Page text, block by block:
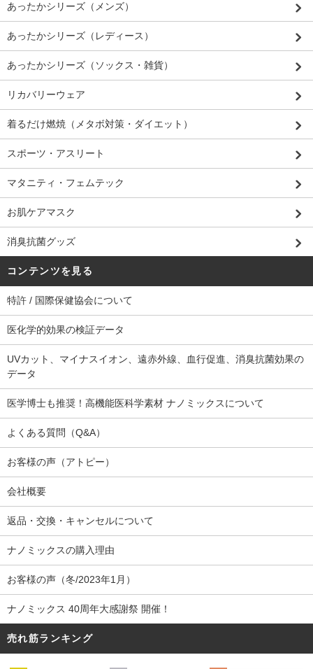
あったかシリーズ（メンズ）
あったかシリーズ（レディース）
あったかシリーズ（ソックス・雑貨）
リカバリーウェア
着るだけ燃焼（メタボ対策・ダイエット）
スポーツ・アスリート
マタニティ・フェムテック
お肌ケアマスク
消臭抗菌グッズ
コンテンツを見る
特許 / 国際保健協会について
医化学的効果の検証データ
UVカット、マイナスイオン、遠赤外線、血行促進、消臭抗菌効果の
データ
医学博士も推奨！高機能医科学素材 ナノミックスについて
よくある質問（Q&A）
お客様の声（アトピー）
会社概要
返品・交換・キャンセルについて
ナノミックスの購入理由
お客様の声（冬/2023年1月）
ナノミックス 40周年大感謝祭 開催！
売れ筋ランキング